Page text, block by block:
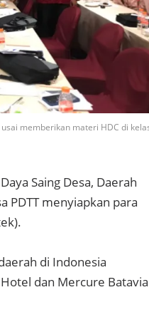
memberikan materi HDC di
Saing Desa, Daerah
PDTT menyiapkan para
di Indonesia
dan Mercure Batavia